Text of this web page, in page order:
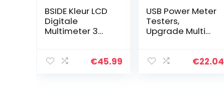
BSIDE Kleur LCD
Digitale
Multimeter 3
Tellingen Auto-
€45.99
USB Power Meter
Testers,
Upgrade Multi
Tester, LCD €22.04